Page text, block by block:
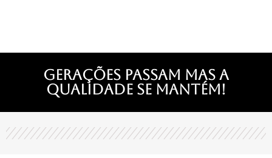
Gerações passam mas a
qualidade se mantém!